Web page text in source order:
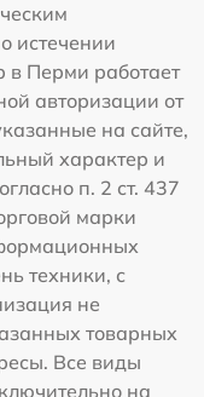
истечении
в Перми работает
авторизации от
на сайте,
характер и
п. 2 ст. 437
марки
техники, с
не
товарных
Все виды
на